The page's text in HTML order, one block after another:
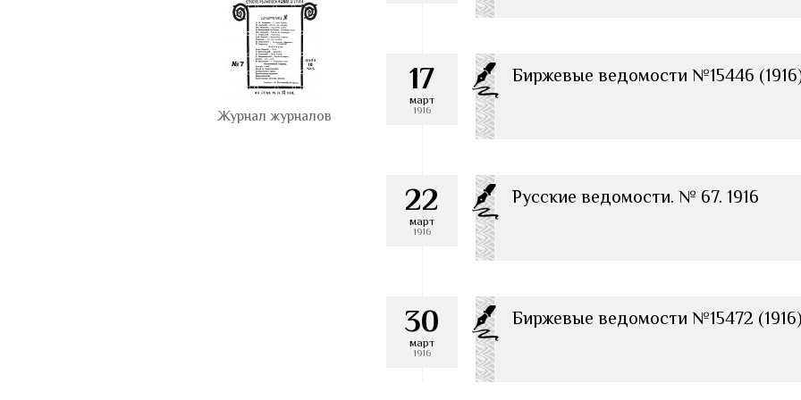
Журнал журналов
17
март
1916
Биржевые ведомости №15446
22
март
1916
Русские ведомости. № 67. 1916
30
март
1916
Биржевые ведомости №15472 (1916)